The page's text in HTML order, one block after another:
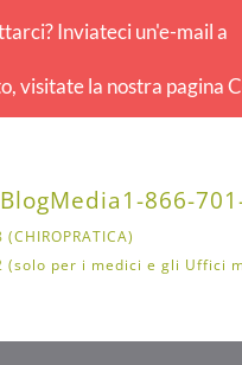
Inviateci un'e-mail a
visitate la nostra pagina
BlogMedia1-866-
(solo per i medici e gli Uffici